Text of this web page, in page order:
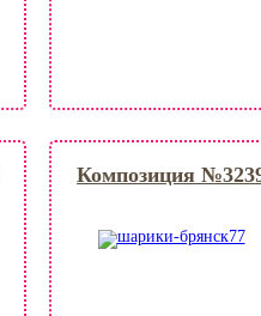
Композиция